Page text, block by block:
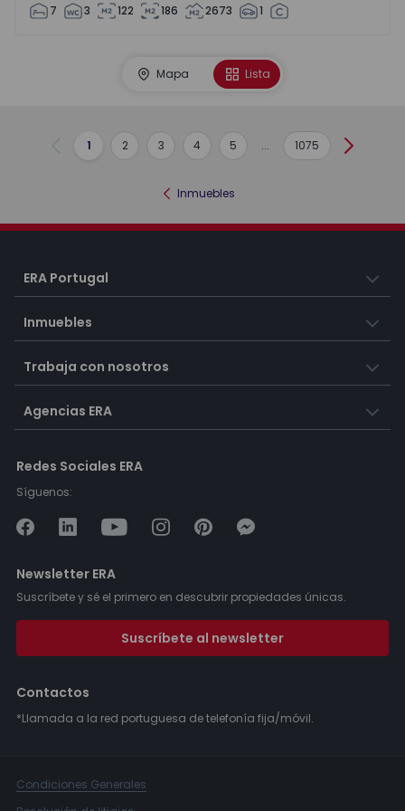
7 3 122 186 2673 1
Mapa Lista
Anterior
1 2 3 4 5 ... 1075
Inmuebles
ERA Portugal
Inmuebles
Trabaja con nosotros
Agencias ERA
Redes Sociales ERA
Síguenos:
Newsletter ERA
Suscríbete y sé el primero en descubrir propiedades únicas.
Suscríbete al newsletter
Contactos
*Llamada a la red portuguesa de telefonía fija/móvil.
Condiciones Generales